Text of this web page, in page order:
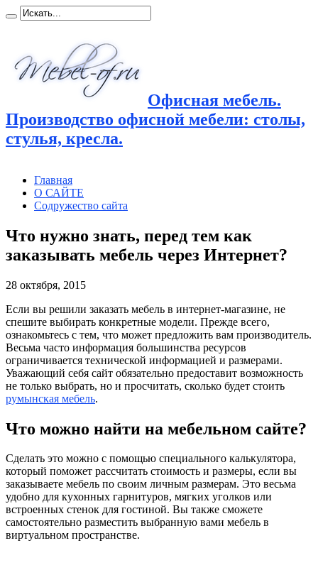
Офисная мебель.
Производство офисной мебели: столы,
стулья, кресла.
Главная
О САЙТЕ
Содружество сайта
Что нужно знать, перед тем как
заказывать мебель через Интернет?
28 октября, 2015
Если вы решили заказать мебель в интернет-магазине, не
спешите выбирать конкретные модели. Прежде всего,
ознакомьтесь с тем, что может предложить вам производитель.
Весьма часто информация большинства ресурсов
ограничивается технической информацией и размерами.
Уважающий себя сайт обязательно предоставит возможность
не только выбрать, но и просчитать, сколько будет стоить
румынская мебель.
Что можно найти на мебельном сайте?
Сделать это можно с помощью специального калькулятора,
который поможет рассчитать стоимость и размеры, если вы
заказываете мебель по своим личным размерам. Это весьма
удобно для кухонных гарнитуров, мягких уголков или
встроенных стенок для гостиной. Вы также сможете
самостоятельно разместить выбранную вами мебель в
виртуальном пространстве.